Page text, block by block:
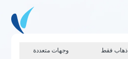
ذهاب فقط وجهات متعددة